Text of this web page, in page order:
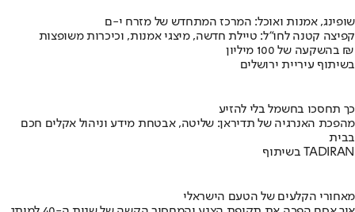
שופינג, אמנות ואוכל: המרכז המתחדש של מזרח י-ם
קפיצה קטנה לחו"ל: טיילת חדשה, מיצגי אמנות, וכיכרות משופצות
בהשקעה של 100 מיליון ₪
בשיתוף עיריית ירושלים
כך תחסכו בחשמל בלי להזיע
מהפכת האנרגיה של תדיראן: שליטה, אבטחת מידע וניהול אקלים חכם
בבית
בשיתוף TADIRAN
מאחורי הקלעים של הטעם הישראלי